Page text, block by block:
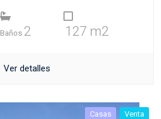
Baños 2 127 m2
Ver detalles
Casas Venta